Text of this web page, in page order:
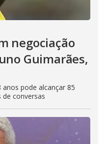
negociação
Guimarães,
pode alcançar 85
conversas